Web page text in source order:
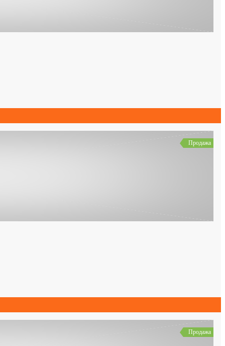
Продажа
Продажа